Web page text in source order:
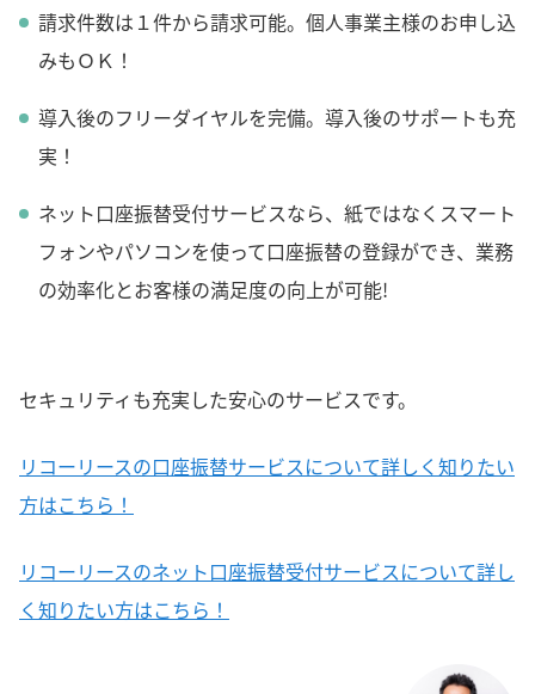
請求件数は１件から請求可能。個人事業主様のお申し込
みもＯＫ！
導入後のフリーダイヤルを完備。導入後のサポートも充
実！
ネット口座振替受付サービスなら、紙ではなくスマート
フォンやパソコンを使って口座振替の登録ができ、業務
の効率化とお客様の満足度の向上が可能!
セキュリティも充実した安心のサービスです。
リコーリースの口座振替サービスについて詳しく知りたい
方はこちら！
リコーリースのネット口座振替受付サービスについて詳し
く知りたい方はこちら！